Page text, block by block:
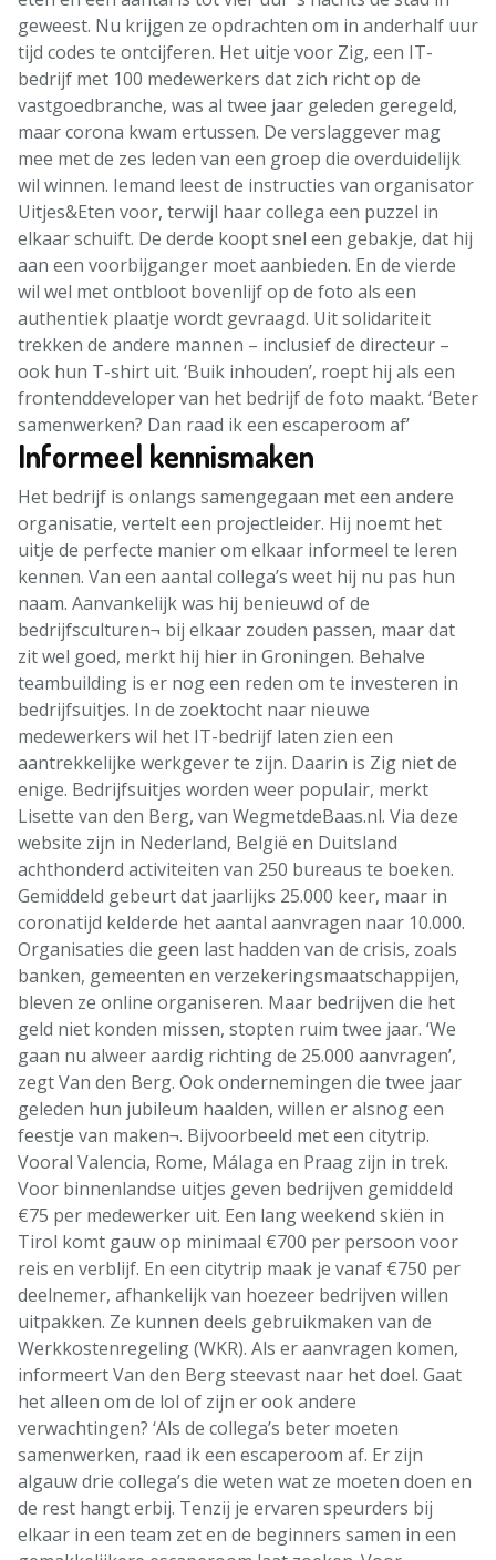
geweest. Nu krijgen ze opdrachten om in anderhalf uur
tijd codes te ontcijferen. Het uitje voor Zig, een IT-
bedrijf met 100 medewerkers dat zich richt op de
vastgoedbranche, was al twee jaar geleden geregeld,
maar corona kwam ertussen. De verslaggever mag
mee met de zes leden van een groep die overduidelijk
wil winnen. Iemand leest de instructies van organisator
Uitjes&Eten voor, terwijl haar collega een puzzel in
elkaar schuift. De derde koopt snel een gebakje, dat hij
aan een voorbijganger moet aanbieden. En de vierde
wil wel met ontbloot bovenlijf op de foto als een
authentiek plaatje wordt gevraagd. Uit solidariteit
trekken de andere mannen – inclusief de directeur –
ook hun T-shirt uit. ‘Buik inhouden’, roept hij als een
frontenddeveloper van het bedrijf de foto maakt. ‘Beter
samenwerken? Dan raad ik een escaperoom af’
Informeel kennismaken
Het bedrijf is onlangs samengegaan met een andere
organisatie, vertelt een projectleider. Hij noemt het
uitje de perfecte manier om elkaar informeel te leren
kennen. Van een aantal collega’s weet hij nu pas hun
naam. Aanvankelijk was hij benieuwd of de
bedrijfsculturen¬ bij elkaar zouden passen, maar dat
zit wel goed, merkt hij hier in Groningen. Behalve
teambuilding is er nog een reden om te investeren in
bedrijfsuitjes. In de zoektocht naar nieuwe
medewerkers wil het IT-bedrijf laten zien een
aantrekkelijke werkgever te zijn. Daarin is Zig niet de
enige. Bedrijfsuitjes worden weer populair, merkt
Lisette van den Berg, van WegmetdeBaas.nl. Via deze
website zijn in Nederland, België en Duitsland
achthonderd activiteiten van 250 bureaus te boeken.
Gemiddeld gebeurt dat jaarlijks 25.000 keer, maar in
coronatijd kelderde het aantal aanvragen naar 10.000.
Organisaties die geen last hadden van de crisis, zoals
banken, gemeenten en verzekeringsmaatschappijen,
bleven ze online organiseren. Maar bedrijven die het
geld niet konden missen, stopten ruim twee jaar. ‘We
gaan nu alweer aardig richting de 25.000 aanvragen’,
zegt Van den Berg. Ook ondernemingen die twee jaar
geleden hun jubileum haalden, willen er alsnog een
feestje van maken¬. Bijvoorbeeld met een citytrip.
Vooral Valencia, Rome, Málaga en Praag zijn in trek.
Voor binnenlandse uitjes geven bedrijven gemiddeld
€75 per medewerker uit. Een lang weekend skiën in
Tirol komt gauw op minimaal €700 per persoon voor
reis en verblijf. En een citytrip maak je vanaf €750 per
deelnemer, afhankelijk van hoezeer bedrijven willen
uitpakken. Ze kunnen deels gebruikmaken van de
Werkkostenregeling (WKR). Als er aanvragen komen,
informeert Van den Berg steevast naar het doel. Gaat
het alleen om de lol of zijn er ook andere
verwachtingen? ‘Als de collega’s beter moeten
samenwerken, raad ik een escaperoom af. Er zijn
algauw drie collega’s die weten wat ze moeten doen en
de rest hangt erbij. Tenzij je ervaren speurders bij
elkaar in een team zet en de beginners samen in een